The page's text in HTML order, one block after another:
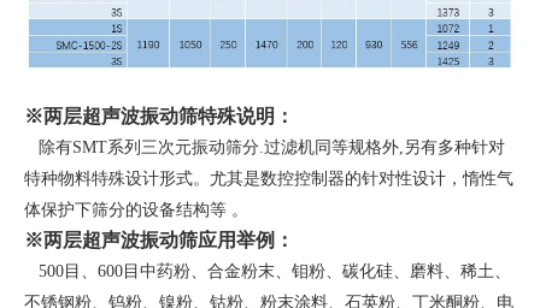
※两层超声波振动筛特殊说明：
除有SMT系列三次元振动筛分.过滤机同等规格外,另有多种针对
特种物料特殊设计形式。尤其是数控控制器的针对性设计，惰性气
体保护下筛分的设备结构等 。
※两层超声波振动筛应用举例：
500 目、600目中药粉、合金粉末、钼粉、碳化硅、磨料、稀土、
不锈钢粉、钨粉、镍粉、钴粉、粉末涂料、石英粉、丁米酮粉、电